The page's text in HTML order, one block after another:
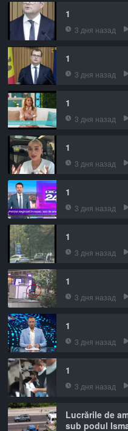
1
3 дня назад
1
3 дня назад
1
3 дня назад
1
3 дня назад
1
3 дня назад
1
3 дня назад
1
3 дня назад
1
3 дня назад
1
3 дня назад
Lucrările de
sub podul